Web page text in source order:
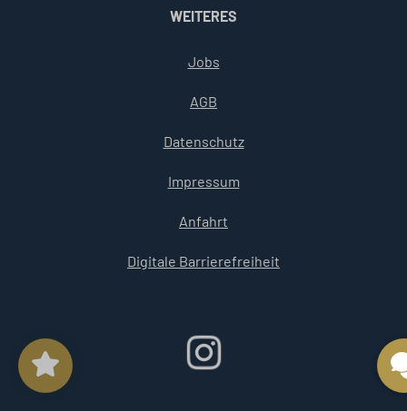
WEITERES
Jobs
AGB
Datenschutz
Impressum
Anfahrt
Digitale Barrierefreiheit